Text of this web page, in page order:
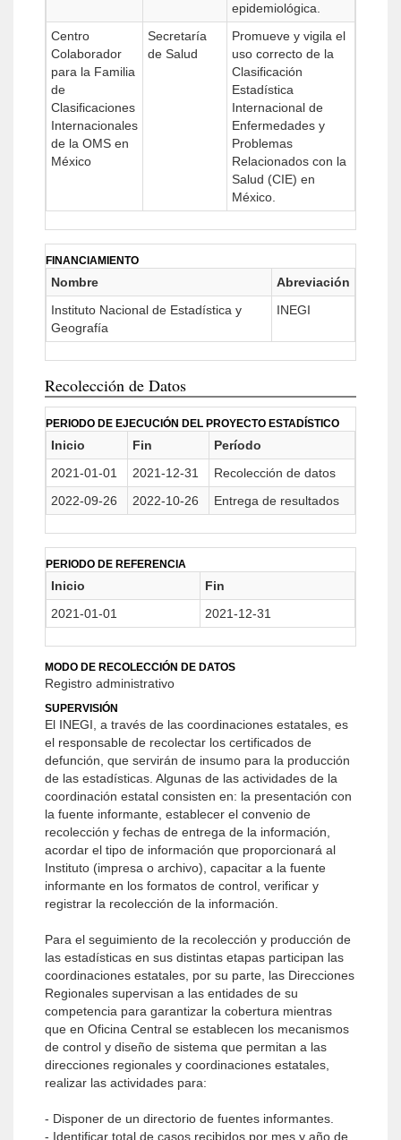
epidemiológica.
Centro
Colaborador
para la Familia
de
Clasificaciones
Internacionales
de la OMS en
México
Secretaría
de Salud
Promueve y vigila el
uso correcto de la
Clasificación
Estadística
Internacional de
Enfermedades y
Problemas
Relacionados con la
Salud (CIE) en
México.
FINANCIAMIENTO
Nombre
Abreviación
Instituto Nacional de Estadística y
Geografía
INEGI
Recolección de Datos
PERIODO DE EJECUCIÓN DEL PROYECTO ESTADÍSTICO
Inicio Fin
Período
2021-01-01
2021-12-31
Recolección de datos
2022-09-26
2022-10-26 Entrega de resultados
PERIODO DE REFERENCIA
Inicio
Fin
2021-01-01
2021-12-31
MODO DE RECOLECCIÓN DE DATOS
Registro administrativo
SUPERVISIÓN
El INEGI, a través de las coordinaciones estatales, es
el responsable de recolectar los certificados de
defunción, que servirán de insumo para la producción
de las estadísticas. Algunas de las actividades de la
coordinación estatal consisten en: la presentación con
la fuente informante, establecer el convenio de
recolección y fechas de entrega de la información,
acordar el tipo de información que proporcionará al
Instituto (impresa o archivo), capacitar a la fuente
informante en los formatos de control, verificar y
registrar la recolección de la información.
Para el seguimiento de la recolección y producción de
las estadísticas en sus distintas etapas participan las
coordinaciones estatales, por su parte, las Direcciones
Regionales supervisan a las entidades de su
competencia para garantizar la cobertura mientras
que en Oficina Central se establecen los mecanismos
de control y diseño de sistema que permitan a las
direcciones regionales y coordinaciones estatales,
realizar las actividades para:
- Disponer de un directorio de fuentes informantes.
- Identificar total de casos recibidos por mes y año de